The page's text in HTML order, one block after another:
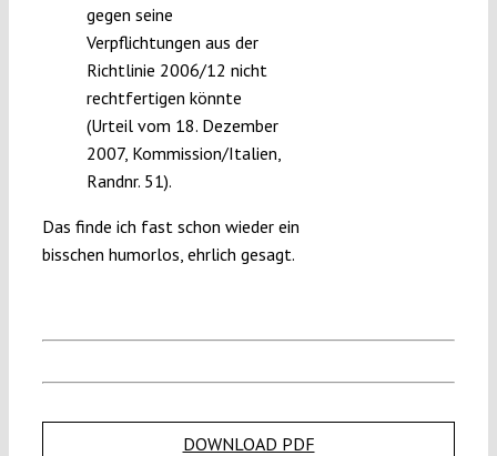
gegen seine
Verpflichtungen aus der
Richtlinie 2006/12 nicht
rechtfertigen könnte
(Urteil vom 18. Dezember
2007, Kommission/Italien,
Randnr. 51).
Das finde ich fast schon wieder ein
bisschen humorlos, ehrlich gesagt.
DOWNLOAD PDF